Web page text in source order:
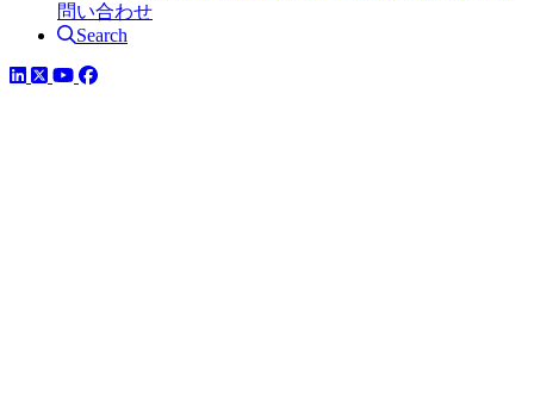
問い合わせ
Search
LinkedIn
ツイッター
YouTube
Facebook